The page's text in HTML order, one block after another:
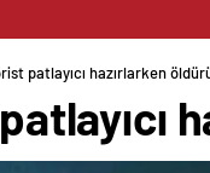
patlayıcı hazırlarken